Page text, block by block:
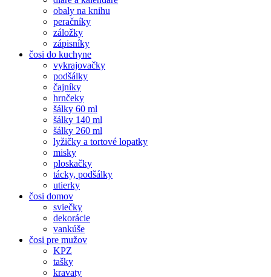
obaly na knihu
peračníky
záložky
zápisníky
čosi do kuchyne
vykrajovačky
podšálky
čajníky
hrnčeky
šálky 60 ml
šálky 140 ml
šálky 260 ml
lyžičky a tortové lopatky
misky
ploskačky
tácky, podšálky
utierky
čosi domov
sviečky
dekorácie
vankúše
čosi pre mužov
KPZ
tašky
kravaty